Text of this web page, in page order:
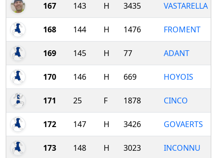
167 143 H 3435 VASTARELLA
168 144 H 1476 FROMENT
169 145 H 77 ADANT
170 146 H 669 HOYOIS
171 25 F 1878 CINCO
172 147 H 3426 GOVAERTS
173 148 H 3023 INCONNU